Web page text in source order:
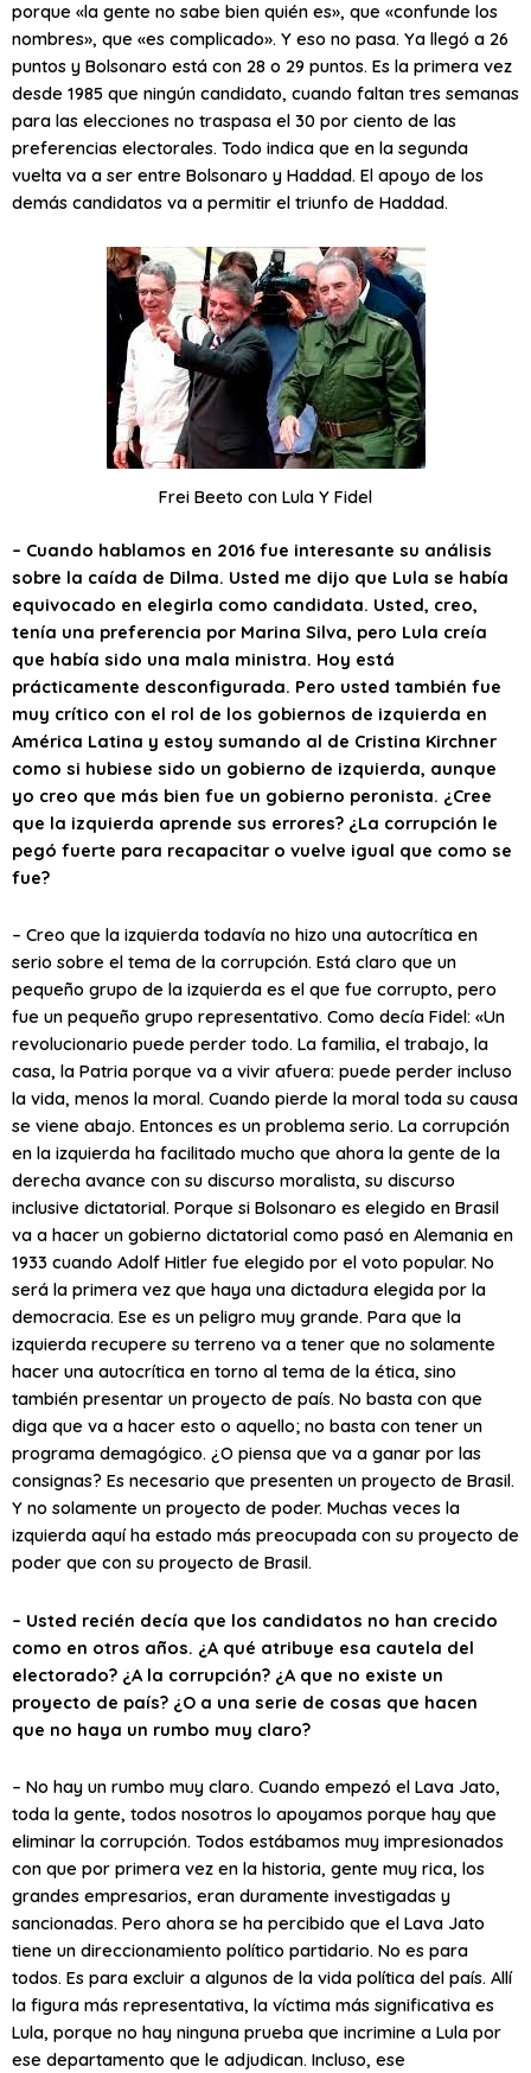
porque «la gente no sabe bien quién es», que «confunde los
nombres», que «es complicado». Y eso no pasa. Ya llegó a 26
puntos y Bolsonaro está con 28 o 29 puntos. Es la primera vez
desde 1985 que ningún candidato, cuando faltan tres semanas
para las elecciones no traspasa el 30 por ciento de las
preferencias electorales. Todo indica que en la segunda
vuelta va a ser entre Bolsonaro y Haddad. El apoyo de los
demás candidatos va a permitir el triunfo de Haddad.
Frei Beeto con Lula Y Fidel
– Cuando hablamos en 2016 fue interesante su análisis
sobre la caída de Dilma. Usted me dijo que Lula se había
equivocado en elegirla como candidata. Usted, creo,
tenía una preferencia por Marina Silva, pero Lula creía
que había sido una mala ministra. Hoy está
prácticamente desconfigurada. Pero usted también fue
muy crítico con el rol de los gobiernos de izquierda en
América Latina y estoy sumando al de Cristina Kirchner
como si hubiese sido un gobierno de izquierda, aunque
yo creo que más bien fue un gobierno peronista. ¿Cree
que la izquierda aprende sus errores? ¿La corrupción le
pegó fuerte para recapacitar o vuelve igual que como se
fue?
– Creo que la izquierda todavía no hizo una autocrítica en
serio sobre el tema de la corrupción. Está claro que un
pequeño grupo de la izquierda es el que fue corrupto, pero
fue un pequeño grupo representativo. Como decía Fidel: «Un
revolucionario puede perder todo. La familia, el trabajo, la
casa, la Patria porque va a vivir afuera: puede perder incluso
la vida, menos la moral. Cuando pierde la moral toda su causa
se viene abajo. Entonces es un problema serio. La corrupción
en la izquierda ha facilitado mucho que ahora la gente de la
derecha avance con su discurso moralista, su discurso
inclusive dictatorial. Porque si Bolsonaro es elegido en Brasil
va a hacer un gobierno dictatorial como pasó en Alemania en
1933 cuando Adolf Hitler fue elegido por el voto popular. No
será la primera vez que haya una dictadura elegida por la
democracia. Ese es un peligro muy grande. Para que la
izquierda recupere su terreno va a tener que no solamente
hacer una autocrítica en torno al tema de la ética, sino
también presentar un proyecto de país. No basta con que
diga que va a hacer esto o aquello; no basta con tener un
programa demagógico. ¿O piensa que va a ganar por las
consignas? Es necesario que presenten un proyecto de Brasil.
Y no solamente un proyecto de poder. Muchas veces la
izquierda aquí ha estado más preocupada con su proyecto de
poder que con su proyecto de Brasil.
– Usted recién decía que los candidatos no han crecido
como en otros años. ¿A qué atribuye esa cautela del
electorado? ¿A la corrupción? ¿A que no existe un
proyecto de país? ¿O a una serie de cosas que hacen
que no haya un rumbo muy claro?
– No hay un rumbo muy claro. Cuando empezó el Lava Jato,
toda la gente, todos nosotros lo apoyamos porque hay que
eliminar la corrupción. Todos estábamos muy impresionados
con que por primera vez en la historia, gente muy rica, los
grandes empresarios, eran duramente investigadas y
sancionadas. Pero ahora se ha percibido que el Lava Jato
tiene un direccionamiento político partidario. No es para
todos. Es para excluir a algunos de la vida política del país. Allí
la figura más representativa, la víctima más significativa es
Lula, porque no hay ninguna prueba que incrimine a Lula por
ese departamento que le adjudican. Incluso, ese